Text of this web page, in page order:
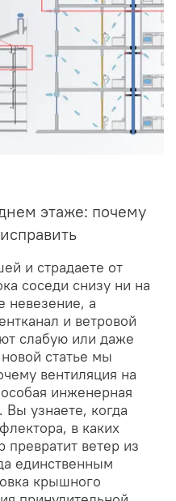
этаже: почему
и страдаете от
соседи снизу ни на
невезение, а
и ветровой
слабую или даже
статье мы
вентиляция на
инженерная
Вы узнаете, когда
в каких
превратит ветер из
единственным
крышного